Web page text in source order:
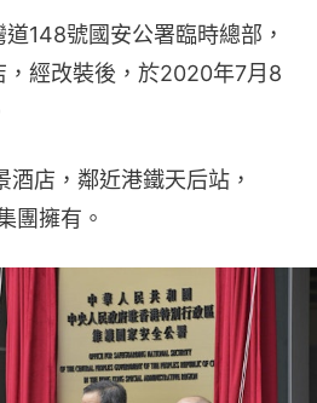
148號國安公署臨時總部，
，經改裝後，於2020年7月8
店，鄰近港鐵天后站，
團擁有。